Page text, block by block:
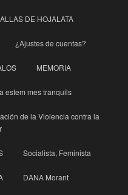
DE HOJALATA
¿Ajustes de cuentas?
MEMORIA
estem mes tranquils
de la Violencia contra la
Socialista, Feminista
DANA Morant